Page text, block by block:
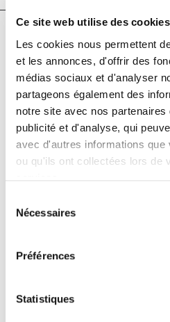
Ce site web utilise des
Les cookies nous permettent
et les annonces, d'offrir des
médias sociaux et d'analyser
partageons également des
notre site avec nos
publicité et d'analyse, qui
avec d'autres informations que
ou qu'ils ont collectées lors de
Nécessaires
Préférences
Statistiques
Auteurs
Morgane S. Thion, John R.
Sousa, Laetitia Fuhrmann,
Leboucher, Sophie Vacher,
Montcel, Ivan Bièche, Agnès
Anne Vincent-Salomon,